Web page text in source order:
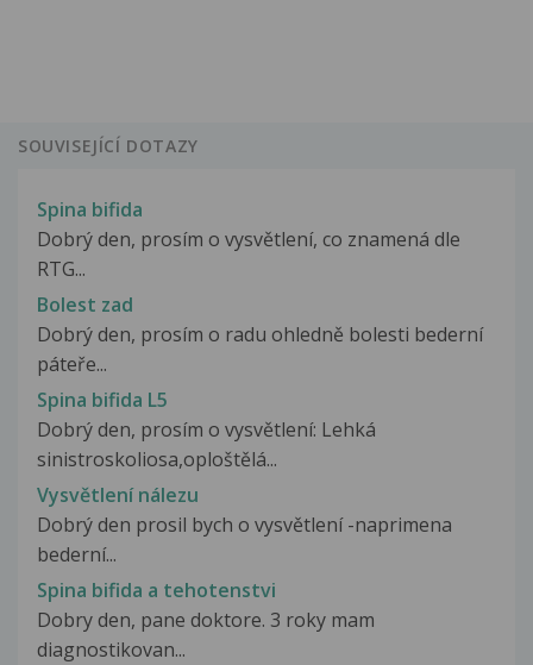
SOUVISEJÍCÍ DOTAZY
Spina bifida
Dobrý den, prosím o vysvětlení, co znamená dle
RTG...
Bolest zad
Dobrý den, prosím o radu ohledně bolesti bederní
páteře...
Spina bifida L5
Dobrý den, prosím o vysvětlení: Lehká
sinistroskoliosa,oploštělá...
Vysvětlení nálezu
Dobrý den prosil bych o vysvětlení -naprimena
bederní...
Spina bifida a tehotenstvi
Dobry den, pane doktore. 3 roky mam
diagnostikovan...